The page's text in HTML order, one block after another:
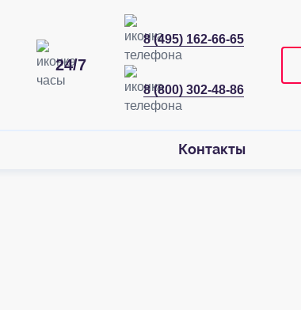
24/7
8 (495) 162-66-65
8 (800) 302-48-86
Контакты